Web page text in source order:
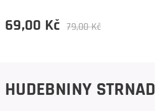
69,00 Kč 79,00Kč
HUDEBNINY STRNAD